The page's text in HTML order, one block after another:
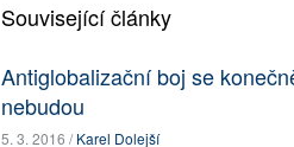
Související články
Antiglobalizační boj se
nebudou
5. 3. 2016 /Karel Dolejší